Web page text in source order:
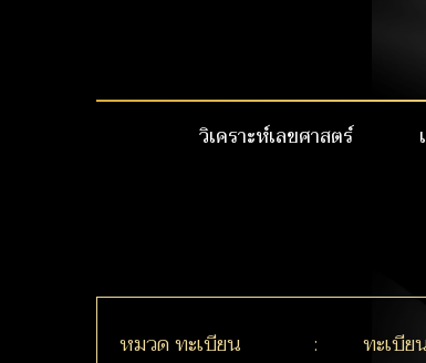
วิเคราะห์เลขศาสตร์
หมวด ทะเบียน :
ทะเบีย